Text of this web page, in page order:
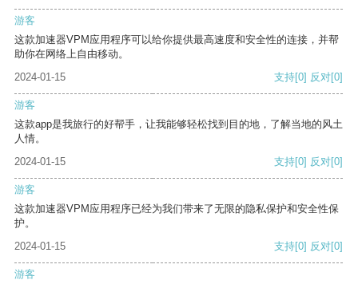
游客
这款加速器VPM应用程序可以给你提供最高速度和安全性的连接，并帮
助你在网络上自由移动。
2024-01-15
支持[0] 反对[0]
游客
这款app是我旅行的好帮手，让我能够轻松找到目的地，了解当地的风土
人情。
2024-01-15
支持[0] 反对[0]
游客
这款加速器VPM应用程序已经为我们带来了无限的隐私保护和安全性保
护。
2024-01-15
支持[0] 反对[0]
游客